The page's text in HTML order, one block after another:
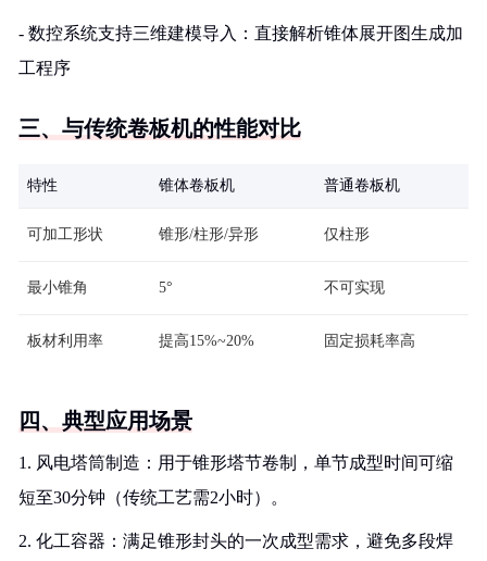
- 数控系统支持三维建模导入：直接解析锥体展开图生成加
工程序
三、与传统卷板机的性能对比
特性 锥体卷板机 普通卷板机
可加工形状 锥形/柱形/异形 仅柱形
最小锥角 5° 不可实现
板材利用率 提高15%~20% 固定损耗率高
四、典型应用场景
1. 风电塔筒制造：用于锥形塔节卷制，单节成型时间可缩
短至30分钟（传统工艺需2小时）。
2. 化工容器：满足锥形封头的一次成型需求，避免多段焊